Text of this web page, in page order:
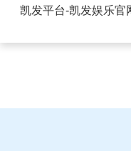
FPC连接器的好处-凯
凯发平台-凯发娱乐官